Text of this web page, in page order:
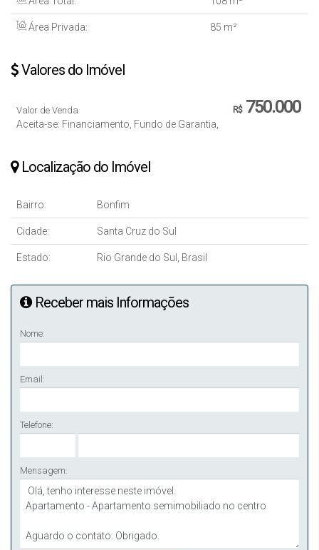
Área Privada: 85 m²
Valores do Imóvel
R$750.000
Valor de Venda
Aceita-se: Financiamento, Fundo de Garantia,
Localização do Imóvel
Bairro: Bonfim
Cidade: Santa Cruz do Sul
Estado: Rio Grande do Sul, Brasil
Receber mais Informações
Nome:
Email:
Telefone:
Mensagem: